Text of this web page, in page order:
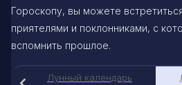
Гороскопу, вы можете
приятелями и поклонниками, с
вспомнить прошлое.
Лунный календарь